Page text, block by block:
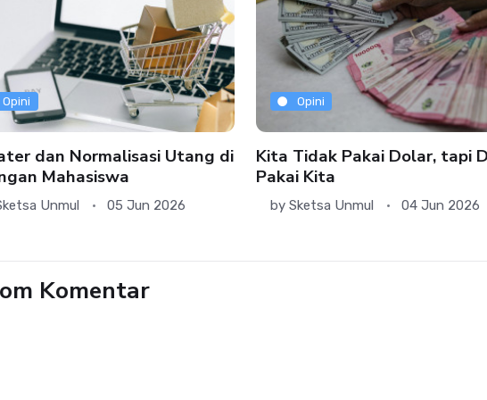
Opini
dan Normalisasi Utang di
Mahasiswa
Unmul 05 Jun 2026
Opini
Kita Tidak Pakai Dolar, tapi
Pakai Kita
by Sketsa Unmul 04 Jun 2026
Komentar